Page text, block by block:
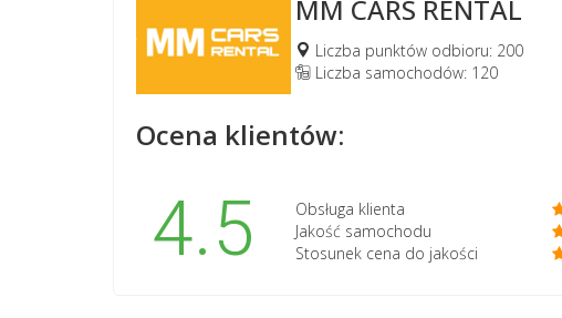
MM CARS RENTAL
Liczba punktów odbioru: 200
Liczba samochodów: 120
Ocena klientów:
4.5
Obsługa klienta
Jakość samochodu
Stosunek cena do jakości